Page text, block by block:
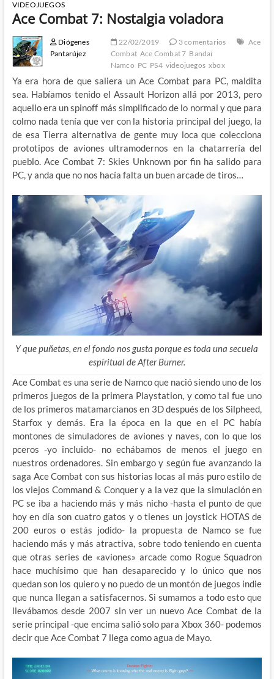
VIDEOJUEGOS
Ace Combat 7: Nostalgia voladora
Diógenes
Pantarújez
22/02/2019 3 comentarios
Ace
Combat Ace Combat 7 Bandai
Namco PC PS4 videojuegos xbox
Ya era hora de que saliera un Ace Combat para PC, maldita
sea. Habíamos tenido el Assault Horizon allá por 2013, pero
aquello era un spinoff más simplificado de lo normal y que para
colmo nada tenía que ver con la historia principal del juego, la
de esa Tierra alternativa de gente muy loca que colecciona
prototipos de aviones ultramodernos en la chatarrería del
pueblo. Ace Combat 7: Skies Unknown por fin ha salido para
PC, y anda que no nos hacía falta un buen arcade de tiros…
Y que puñetas, en el fondo nos gusta porque es toda una secuela
espiritual de After Burner.
Ace Combat es una serie de Namco que nació siendo uno de los
primeros juegos de la primera Playstation, y como tal fue uno
de los primeros matamarcianos en 3D después de los Silpheed,
Starfox y demás. Era la época en la que en el PC había
montones de simuladores de aviones y naves, con lo que los
pceros -yo incluido- no echábamos de menos el juego en
nuestros ordenadores. Sin embargo y según fue avanzando la
saga Ace Combat con sus historias locas al más puro estilo de
los viejos Command & Conquer y a la vez que la simulación en
PC se iba a haciendo más y más nicho -hasta el punto de que
hoy en día son cuatro gatos y o tienes un joystick HOTAS de
200 euros o estás jodido- la propuesta de Namco se fue
haciendo más y más atractiva, sobre todo teniendo en cuenta
que otras series de «aviones» arcade como Rogue Squadron
hace muchísimo que han desaparecido y lo único que nos
quedan son los quiero y no puedo de un montón de juegos indie
que nunca llegan a satisfacernos. Si sumamos a todo esto que
llevábamos desde 2007 sin ver un nuevo Ace Combat de la
serie principal -que encima salió solo para Xbox 360- podemos
decir que Ace Combat 7 llega como agua de Mayo.